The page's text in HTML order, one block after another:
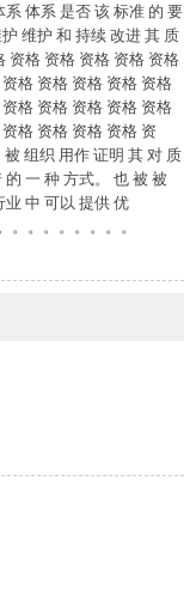
体系 是否 该 标准 的 要
维护 和 持续 改进 其 质
资格 资格 资格 资格 资格
格 资格 资格 资格 资格
格 资格 资格 资格 资格
格 资格 资格 资格 资
组织 用作 证明 其 对 质
一 种 方式。 也 被 被
中 可以 提供 优
。。。。。。。